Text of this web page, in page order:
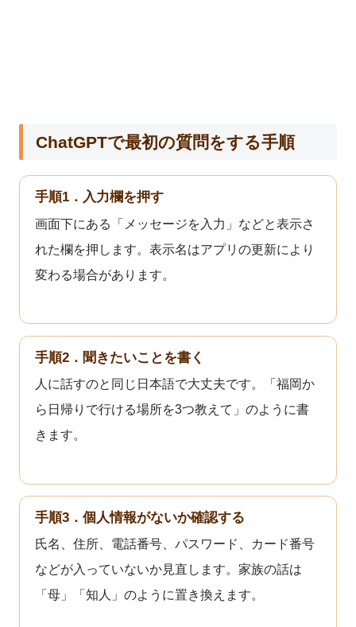
ChatGPTで最初の質問をする手順
手順1．入力欄を押す
画面下にある「メッセージを入力」などと表示さ
れた欄を押します。表示名はアプリの更新により
変わる場合があります。
手順2．聞きたいことを書く
人に話すのと同じ日本語で大丈夫です。「福岡か
ら日帰りで行ける場所を3つ教えて」のように書
きます。
手順3．個人情報がないか確認する
氏名、住所、電話番号、パスワード、カード番号
などが入っていないか見直します。家族の話は
「母」「知人」のように置き換えます。